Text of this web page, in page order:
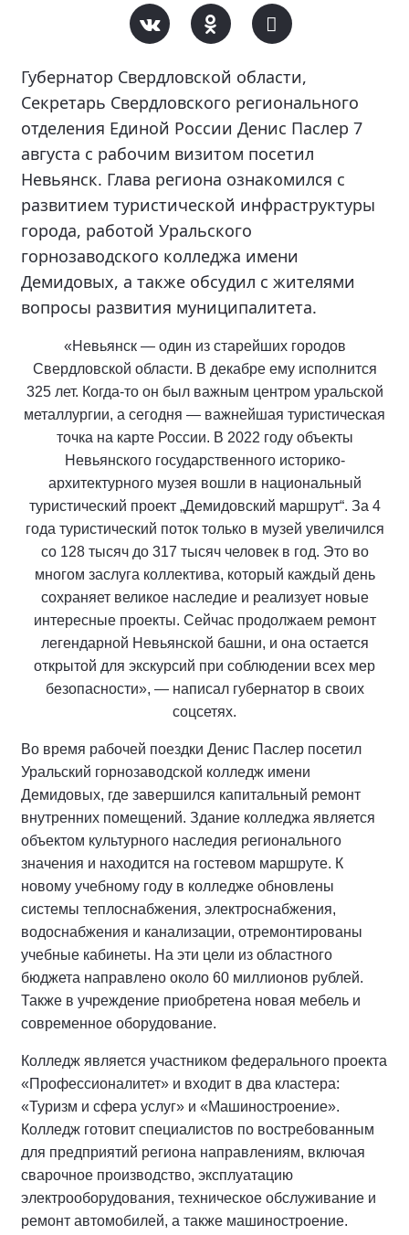
Губернатор Свердловской области,
Секретарь Свердловского регионального
отделения Единой России Денис Паслер 7
августа с рабочим визитом посетил
Невьянск. Глава региона ознакомился с
развитием туристической инфраструктуры
города, работой Уральского
горнозаводского колледжа имени
Демидовых, а также обсудил с жителями
вопросы развития муниципалитета.
«Невьянск — один из старейших городов
Свердловской области. В декабре ему исполнится
325 лет. Когда-то он был важным центром уральской
металлургии, а сегодня — важнейшая туристическая
точка на карте России. В 2022 году объекты
Невьянского государственного историко-
архитектурного музея вошли в национальный
туристический проект „Демидовский маршрут“. За 4
года туристический поток только в музей увеличился
со 128 тысяч до 317 тысяч человек в год. Это во
многом заслуга коллектива, который каждый день
сохраняет великое наследие и реализует новые
интересные проекты. Сейчас продолжаем ремонт
легендарной Невьянской башни, и она остается
открытой для экскурсий при соблюдении всех мер
безопасности», — написал губернатор в своих
соцсетях.
Во время рабочей поездки Денис Паслер посетил
Уральский горнозаводской колледж имени
Демидовых, где завершился капитальный ремонт
внутренних помещений. Здание колледжа является
объектом культурного наследия регионального
значения и находится на гостевом маршруте. К
новому учебному году в колледже обновлены
системы теплоснабжения, электроснабжения,
водоснабжения и канализации, отремонтированы
учебные кабинеты. На эти цели из областного
бюджета направлено около 60 миллионов рублей.
Также в учреждение приобретена новая мебель и
современное оборудование.
Колледж является участником федерального проекта
«Профессионалитет» и входит в два кластера:
«Туризм и сфера услуг» и «Машиностроение».
Колледж готовит специалистов по востребованным
для предприятий региона направлениям, включая
сварочное производство, эксплуатацию
электрооборудования, техническое обслуживание и
ремонт автомобилей, а также машиностроение.